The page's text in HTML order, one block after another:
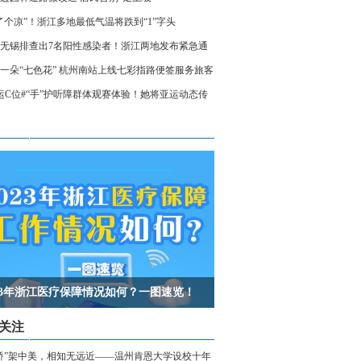
个凉”！浙江多地最低气温将跌到“1”字头
锡排查出7名阳性感染者！浙江两地发布紧急通
关人员请立即报备
朵“七色花” 杭州南站上线七彩指路便签服务旅客
C位#“手”护听障群体观赛体验！她将亚运动态传
年浙江医疗保障情况如何？一图速览！
注
”架中美，相知无远近——温州肯恩大学设校十年